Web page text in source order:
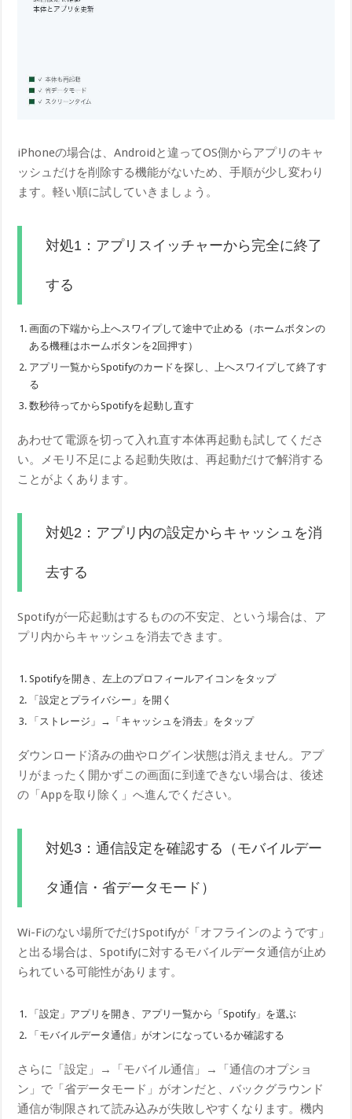
iPhoneの場合は、Androidと違ってOS側からアプリのキャ
ッシュだけを削除する機能がないため、手順が少し変わり
ます。軽い順に試していきましょう。
対処1：アプリスイッチャーから完全に終了
する
画面の下端から上へスワイプして途中で止める（ホームボタンの
ある機種はホームボタンを2回押す）
アプリ一覧からSpotifyのカードを探し、上へスワイプして終了す
る
数秒待ってからSpotifyを起動し直す
あわせて電源を切って入れ直す本体再起動も試してくださ
い。メモリ不足による起動失敗は、再起動だけで解消する
ことがよくあります。
対処2：アプリ内の設定からキャッシュを消
去する
Spotifyが一応起動はするものの不安定、という場合は、ア
プリ内からキャッシュを消去できます。
Spotifyを開き、左上のプロフィールアイコンをタップ
「設定とプライバシー」を開く
「ストレージ」→「キャッシュを消去」をタップ
ダウンロード済みの曲やログイン状態は消えません。アプ
リがまったく開かずこの画面に到達できない場合は、後述
の「Appを取り除く」へ進んでください。
対処3：通信設定を確認する（モバイルデー
タ通信・省データモード）
Wi-Fiのない場所でだけSpotifyが「オフラインのようです」
と出る場合は、Spotifyに対するモバイルデータ通信が止め
られている可能性があります。
「設定」アプリを開き、アプリ一覧から「Spotify」を選ぶ
「モバイルデータ通信」がオンになっているか確認する
さらに「設定」→「モバイル通信」→「通信のオプショ
ン」で「省データモード」がオンだと、バックグラウンド
通信が制限されて読み込みが失敗しやすくなります。機内